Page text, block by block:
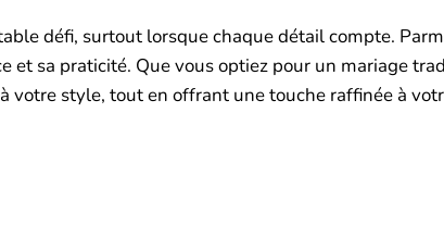
défi, surtout lorsque chaque détail compte.
et sa praticité. Que vous optiez pour un mariage
votre style, tout en offrant une touche raffinée à